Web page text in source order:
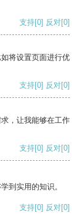
支持[0] 反对[0]
将设置页面进行优
支持[0] 反对[0]
，让我能够在工作
支持[0] 反对[0]
到实用的知识。
支持[0] 反对[0]